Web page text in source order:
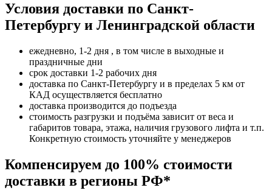
Условия доставки по Санкт-
Петербургу и Ленинградской области
ежедневно, 1-2 дня , в том числе в выходные и
праздничные дни
срок доставки 1-2 рабочих дня
доставка по Санкт-Петербургу и в пределах 5 км от
КАД осуществляется бесплатно
доставка производится до подъезда
стоимость разгрузки и подъёма зависит от веса и
габаритов товара, этажа, наличия грузового лифта и т.п.
Конкретную стоимость уточняйте у менеджеров
Компенсируем до 100% стоимости
доставки в регионы РФ*